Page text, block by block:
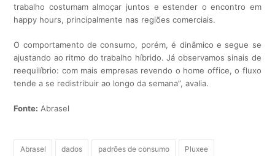
trabalho costumam almoçar juntos e estender o encontro em
happy hours, principalmente nas regiões comerciais.
O comportamento de consumo, porém, é dinâmico e segue se
ajustando ao ritmo do trabalho híbrido. Já observamos sinais de
reequilíbrio: com mais empresas revendo o home office, o fluxo
tende a se redistribuir ao longo da semana”, avalia.
Fonte: Abrasel
Abrasel dados padrões de consumo Pluxee